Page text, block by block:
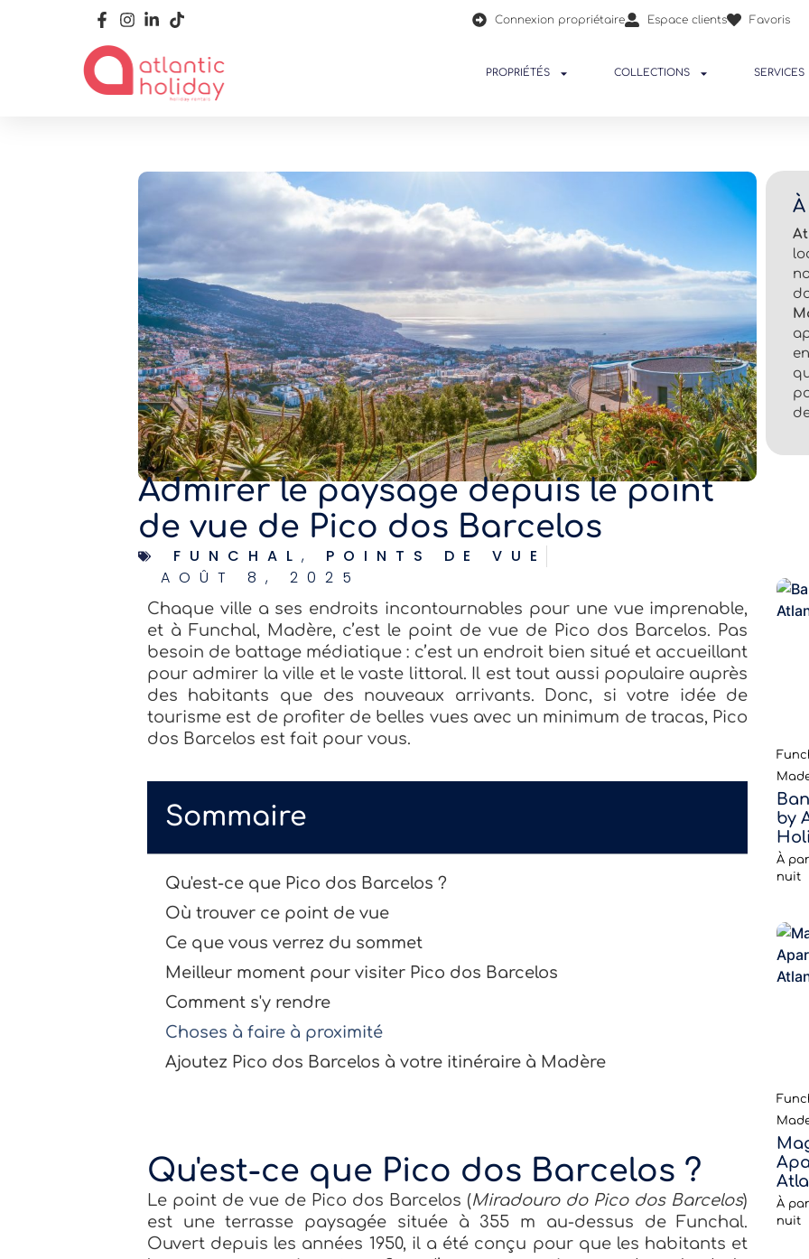
Connexion propriétaire Espace clients Favoris
PROPRIÉTÉS COLLECTIONS SERVICES
Admirer le paysage depuis le point
de vue de Pico dos Barcelos
FUNCHAL , POINTS DE VUE
AOÛT 8, 2025
Chaque ville a ses endroits incontournables pour une vue imprenable,
et à Funchal, Madère, c’est le point de vue de Pico dos Barcelos. Pas
besoin de battage médiatique : c’est un endroit bien situé et accueillant
pour admirer la ville et le vaste littoral. Il est tout aussi populaire auprès
des habitants que des nouveaux arrivants. Donc, si votre idée de
tourisme est de profiter de belles vues avec un minimum de tracas, Pico
dos Barcelos est fait pour vous.
Sommaire
Qu'est-ce que Pico dos Barcelos ?
Où trouver ce point de vue
Ce que vous verrez du sommet
Meilleur moment pour visiter Pico dos Barcelos
Comment s'y rendre
Choses à faire à proximité
Ajoutez Pico dos Barcelos à votre itinéraire à Madère
Qu'est-ce que Pico dos Barcelos ?
Le point de vue de Pico dos Barcelos (Miradouro do Pico dos Barcelos)
est une terrasse paysagée située à 355 m au-dessus de Funchal.
Ouvert depuis les années 1950, il a été conçu pour que les habitants et
by
À
nuit
À
nuit